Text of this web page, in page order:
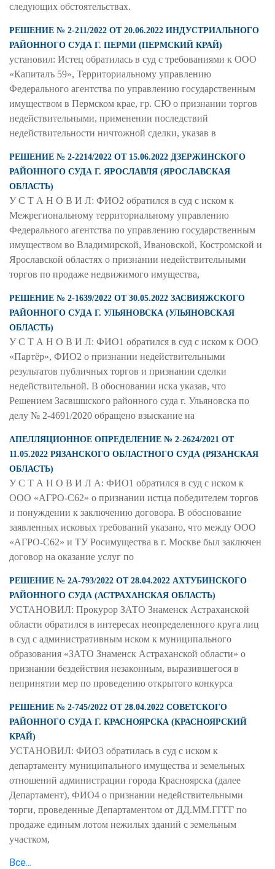
следующих обстоятельствах.
РЕШЕНИЕ № 2-211/2022 ОТ 20.06.2022 ИНДУСТРИАЛЬНОГО
РАЙОННОГО СУДА Г. ПЕРМИ (ПЕРМСКИЙ КРАЙ)
установил: Истец обратилась в суд с требованиями к ООО
«Капиталъ 59», Территориальному управлению
Федерального агентства по управлению государственным
имуществом в Пермском крае, гр. СЮ о признании торгов
недействительными, применении последствий
недействительности ничтожной сделки, указав в
РЕШЕНИЕ № 2-2214/2022 ОТ 15.06.2022 ДЗЕРЖИНСКОГО
РАЙОННОГО СУДА Г. ЯРОСЛАВЛЯ (ЯРОСЛАВСКАЯ
ОБЛАСТЬ)
У С Т А Н О В И Л: ФИО2 обратился в суд с иском к
Межрегиональному территориальному управлению
Федерального агентства по управлению государственным
имуществом во Владимирской, Ивановской, Костромской и
Ярославской областях о признании недействительными
торгов по продаже недвижимого имущества,
РЕШЕНИЕ № 2-1639/2022 ОТ 30.05.2022 ЗАСВИЯЖСКОГО
РАЙОННОГО СУДА Г. УЛЬЯНОВСКА (УЛЬЯНОВСКАЯ
ОБЛАСТЬ)
У С Т А Н О В И Л: ФИО1 обратился в суд с иском к ООО
«Партёр», ФИО2 о признании недействительными
результатов публичных торгов и признании сделки
недействительной. В обосновании иска указав, что
Решением Засвшшского районного суда г. Ульяновска по
делу № 2-4691/2020 обращено взыскание на
АПЕЛЛЯЦИОННОЕ ОПРЕДЕЛЕНИЕ № 2-2624/2021 ОТ
11.05.2022 РЯЗАНСКОГО ОБЛАСТНОГО СУДА (РЯЗАНСКАЯ
ОБЛАСТЬ)
У С Т А Н О В И Л А: ФИО1 обратился в суд с иском к
ООО «АГРО-С62» о признании истца победителем торгов
и понуждении к заключению договора. В обоснование
заявленных исковых требований указано, что между ООО
«АГРО-С62» и ТУ Росимущества в г. Москве был заключен
договор на оказание услуг по
РЕШЕНИЕ № 2А-793/2022 ОТ 28.04.2022 АХТУБИНСКОГО
РАЙОННОГО СУДА (АСТРАХАНСКАЯ ОБЛАСТЬ)
УСТАНОВИЛ: Прокурор ЗАТО Знаменск Астраханской
области обратился в интересах неопределенного круга лиц
в суд с административным иском к муниципального
образования «ЗАТО Знаменск Астраханской области» о
признании бездействия незаконным, выразившегося в
непринятии мер по проведению открытого конкурса
РЕШЕНИЕ № 2-745/2022 ОТ 28.04.2022 СОВЕТСКОГО
РАЙОННОГО СУДА Г. КРАСНОЯРСКА (КРАСНОЯРСКИЙ
КРАЙ)
УСТАНОВИЛ: ФИО3 обратилась в суд с иском к
департаменту муниципального имущества и земельных
отношений администрации города Красноярска (далее
Департамент), ФИО4 о признании недействительными
торги, проведенные Департаментом от ДД.ММ.ГГГГ по
продаже единым лотом нежилых зданий с земельным
участком,
Все...